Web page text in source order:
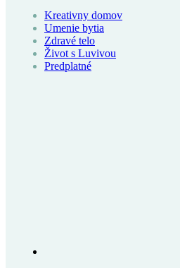
Kreativny domov
Umenie bytia
Zdravé telo
Život s Luvivou
Predplatné